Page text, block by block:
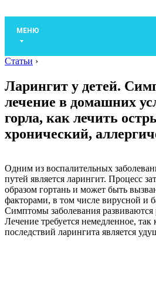
МЕНЮ
Статьи ›
Ларингит у детей.
лечение в домашних
горла, как лечить
хронический,
Одним из воспалительных
путей является ларингит. Процесс
образом гортань и может быть
факторами, в том числе вирусной и
Симптомы заболевания развиваются
Лечение требуется немедленное, так
последствий ларингита является